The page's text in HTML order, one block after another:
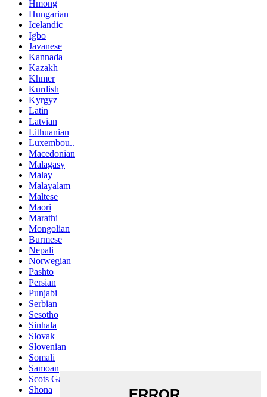
Hmong
Hungarian
Icelandic
Igbo
Javanese
Kannada
Kazakh
Khmer
Kurdish
Kyrgyz
Latin
Latvian
Lithuanian
Luxembou..
Macedonian
Malagasy
Malay
Malayalam
Maltese
Maori
Marathi
Mongolian
Burmese
Nepali
Norwegian
Pashto
Persian
Punjabi
Serbian
Sesotho
Sinhala
Slovak
Slovenian
Somali
Samoan
Scots Gaelic
Shona